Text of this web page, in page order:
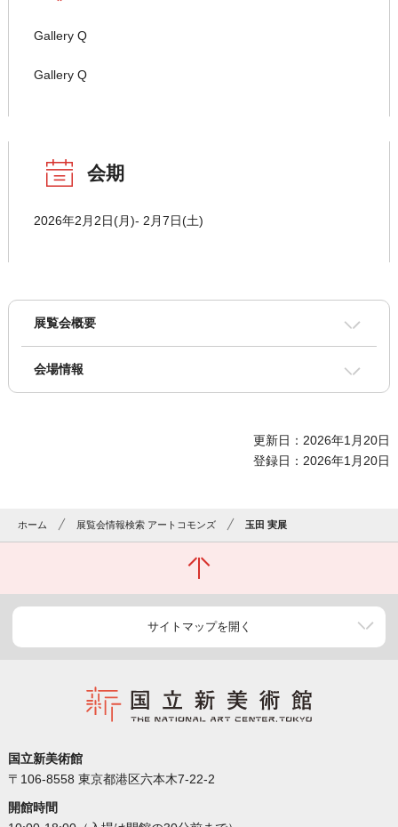
Gallery Q
Gallery Q
会期
2026年2月2日(月)- 2月7日(土)
展覧会概要
会場情報
更新日：2026年1月20日
登録日：2026年1月20日
ホーム 展覧会情報検索 アートコモンズ 玉田 実展
サイトマップを開く
国立新美術館
〒106-8558 東京都港区六本木7-22-2
開館時間